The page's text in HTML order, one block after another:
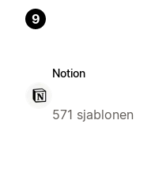
9
Notion
571 sjablonen